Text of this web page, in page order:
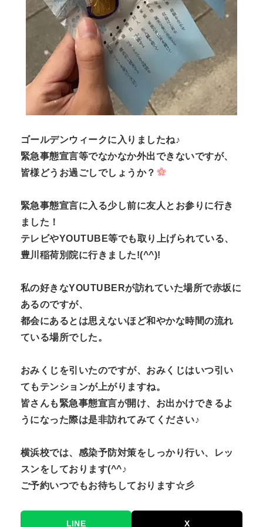
ゴールデンウィークに入りましたね♪
緊急事態宣言等でなかなか外出できないですが、
皆様どうお過ごしでしょうか？
緊急事態宣言に入る少し前に友人とお参りに行き
ました！
テレビやYOUTUBE等でも取り上げられている、
豊川稲荷別院に行きました!(^^)!
私の好きなYOUTUBERが訪れていた場所で赤坂に
あるのですが、
都会にあるとは思えないほど和やかな時間の流れ
ている場所でした。
おみくじを引いたのですが、おみくじはいつ引い
てもテンションが上がりますね。
皆さんも緊急事態宣言が開け、お出かけできるよ
うになった際は是非訪れてみてください♪
横浜校では、感染予防対策をしっかり行い、レッ
スンをしております(^^♪
ご予約いつでもお待ちしております☆彡
LINE X